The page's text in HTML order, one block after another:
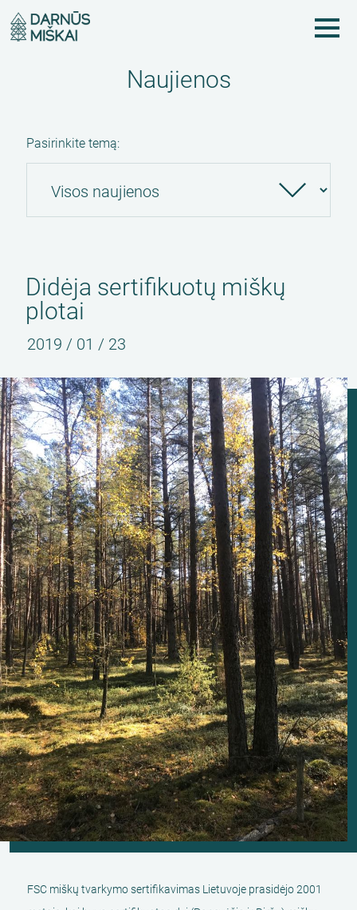
Pereiti
Naujienos
Pasirinkite temą:
Didėja sertifikuotų miškų
plotai
2019 / 01 / 23
FSC miškų tvarkymo sertifikavimas Lietuvoje prasidėjo 2001